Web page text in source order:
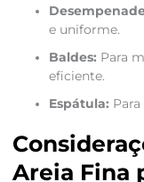
e uniforme.
Baldes: Para
eficiente.
Espátula:
Areia Fina